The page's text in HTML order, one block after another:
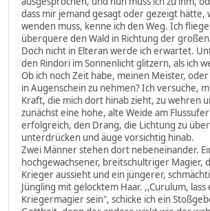
dass mir jemand gesagt oder gezeigt hätte,
wenden muss, kenne ich den Weg. Ich
überquere den Wald in Richtung der
Doch nicht in Elteran werde ich erwartet.
den Rindori im Sonnenlicht glitzern, als ich
Ob ich noch Zeit habe, meinen Meister,
in Augenschein zu nehmen? Ich versuche,
Kraft, die mich dort hinab zieht, zu wehren
zunächst eine hohe, alte Weide am
erfolgreich, den Drang, die Lichtung zu
unterdrücken und äuge vorsichtig hinab.
Zwei Männer stehen dort nebeneinander.
hochgewachsener, breitschultriger Magier,
Krieger aussieht und ein jüngerer,
Jüngling mit gelocktem Haar. ,,Curulum, lass
Kriegermagier sein", schicke ich ein